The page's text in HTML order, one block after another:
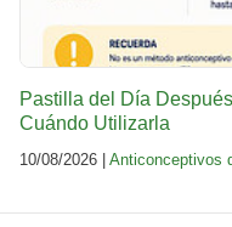
Pastilla del Día
Cuándo Utilizarla
10/08/2026 | Anticonceptivos